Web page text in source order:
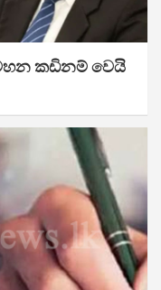
කඩිනම් වෙයි